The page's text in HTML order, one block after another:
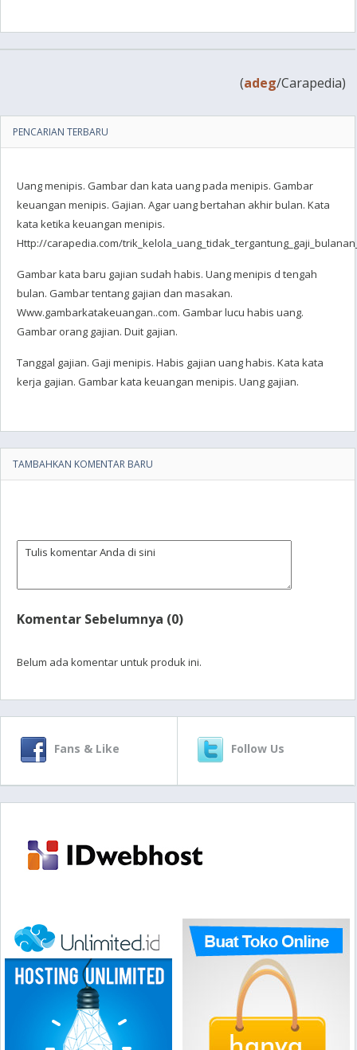
(adeg/Carapedia)
PENCARIAN TERBARU
Uang menipis. Gambar dan kata uang pada menipis. Gambar
keuangan menipis. Gajian. Agar uang bertahan akhir bulan. Kata
kata ketika keuangan menipis.
Http://carapedia.com/
Gambar kata baru gajian sudah habis. Uang menipis d tengah
bulan. Gambar tentang gajian dan masakan.
Www.gambarkatakeuangan..com. Gambar lucu habis uang.
Gambar orang gajian. Duit gajian.
Tanggal gajian. Gaji menipis. Habis gajian uang habis. Kata kata
kerja gajian. Gambar kata keuangan menipis. Uang gajian.
TAMBAHKAN KOMENTAR BARU
Komentar Sebelumnya (0)
Belum ada komentar untuk produk ini.
Fans & Like Follow Us